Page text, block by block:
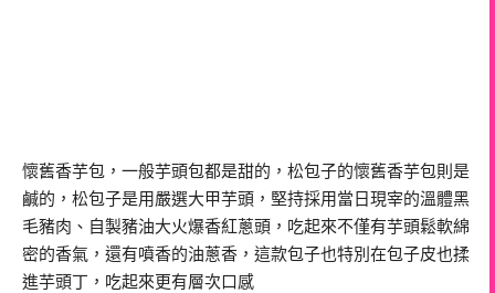
懷舊香芋包，一般芋頭包都是甜的，松包子的懷舊香芋包則是
鹹的，松包子是用嚴選大甲芋頭，堅持採用當日現宰的溫體黑
毛豬肉、自製豬油大火爆香紅蔥頭，吃起來不僅有芋頭鬆軟綿
密的香氣，還有噴香的油蔥香，這款包子也特別在包子皮也揉
進芋頭丁，吃起來更有層次口感